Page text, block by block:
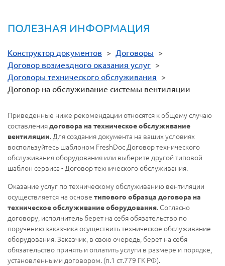
ПОЛЕЗНАЯ ИНФОРМАЦИЯ
Конструктор документов > Договоры >
Договор возмездного оказания услуг >
Договоры технического обслуживания >
Договор на обслуживание системы вентиляции
Приведенные ниже рекомендации относятся к общему случаю
составлениядоговора на техническое обслуживание
вентиляции. Для создания документа на ваших условиях
воспользуйтесь шаблоном FreshDoc Договор технического
обслуживания оборудования или выберите другой типовой
шаблон сервиса - Договор технического обслуживания.
Оказание услуг по техническому обслуживанию вентиляции
осуществляется на основе типового образца договора на
техническое обслуживание оборудования. Согласно
договору, исполнитель берет на себя обязательство по
поручению заказчика осуществить техническое обслуживание
оборудования. Заказчик, в свою очередь, берет на себя
обязательство принять и оплатить услуги в размере и порядке,
установленными договором. (п.1 ст.779 ГК РФ).